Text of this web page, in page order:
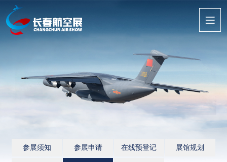
参展须知 参展申请 在线预登记 展馆规划